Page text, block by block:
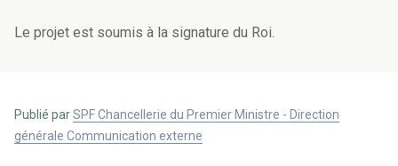
Le projet est soumis à la signature du Roi.
Publié parSPF Chancellerie du Premier Ministre - Direction
générale Communication externe